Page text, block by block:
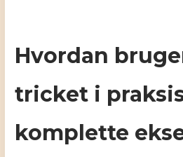
Hvordan
tricket i
komplette